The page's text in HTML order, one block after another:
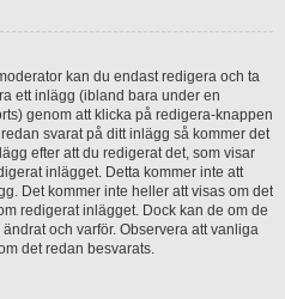
kan du endast redigera och ta
ett inlägg (ibland bara under en
genom att klicka på redigera-knappen
svarat på ditt inlägg så kommer det
efter att du redigerat det, som visar
inlägget. Detta kommer inte att
Det kommer inte heller att visas om det
redigerat inlägget. Dock kan de om de
och varför. Observera att vanliga
det redan besvarats.